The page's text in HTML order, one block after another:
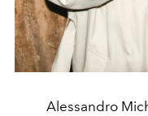
Alessandro